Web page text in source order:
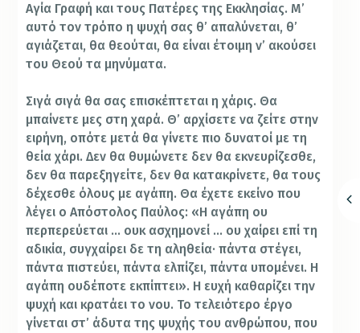
Αγία Γραφή και τους Πατέρες της Εκκλησίας. Μ’
αυτό τον τρόπο η ψυχή σας θ’ απαλύνεται, θ’
αγιάζεται, θα θεούται, θα είναι έτοιμη ν’ ακούσει
του Θεού τα μηνύματα.
Σιγά σιγά θα σας επισκέπτεται η χάρις. Θα
μπαίνετε μες στη χαρά. Θ’ αρχίσετε να ζείτε στην
ειρήνη, οπότε μετά θα γίνετε πιο δυνατοί με τη
θεία χάρι. Δεν θα θυμώνετε δεν θα εκνευρίζεσθε,
δεν θα παρεξηγείτε, δεν θα κατακρίνετε, θα τους
δέχεσθε όλους με αγάπη. Θα έχετε εκείνο που
λέγει ο Απόστολος Παύλος: «Η αγάπη ου
περπερεύεται … ουκ ασχημονεί … ου χαίρει επί τη
αδικία, συγχαίρει δε τη αληθεία· πάντα στέγει,
πάντα πιστεύει, πάντα ελπίζει, πάντα υπομένει. Η
αγάπη ουδέποτε εκπίπτει». Η ευχή καθαρίζει την
ψυχή και κρατάει το νου. Το τελειότερο έργο
γίνεται στ’ άδυτα της ψυχής του ανθρώπου, που